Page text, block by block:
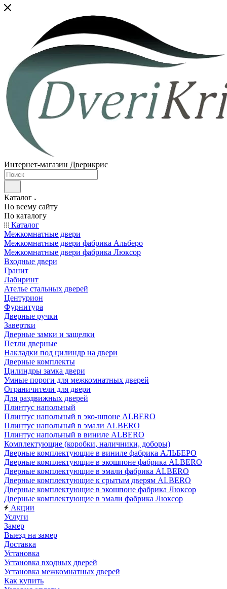
Интернет-магазин Дверикрис
Каталог
По всему сайту
По каталогу
Каталог
Межкомнатные двери
Межкомнатные двери фабрика Альберо
Межкомнатные двери фабрика Люксор
Входные двери
Гранит
Лабиринт
Ателье стальных дверей
Центурион
Фурнитура
Дверные ручки
Завертки
Дверные замки и защелки
Петли дверные
Накладки под цилиндр на двери
Дверные комплекты
Цилиндры замка двери
Умные пороги для межкомнатных дверей
Ограничители для двери
Для раздвижных дверей
Плинтус напольный
Плинтус напольный в эко-шпоне ALBERO
Плинтус напольный в эмали ALBERO
Плинтус напольный в виниле ALBERO
Комплектующие (коробки, наличники, доборы)
Дверные комплектующие в виниле фабрика АЛЬБЕРО
Дверные комплектующие в экошпоне фабрика ALBERO
Дверные комплектующие в эмали фабрика ALBERO
Дверные комплектующие к срытым дверям ALBERO
Дверные комплектующие в экошпоне фабрика Люксор
Дверные комплектующие в эмали фабрика Люксор
Акции
Услуги
Замер
Выезд на замер
Доставка
Установка
Установка входных дверей
Установка межкомнатных дверей
Как купить